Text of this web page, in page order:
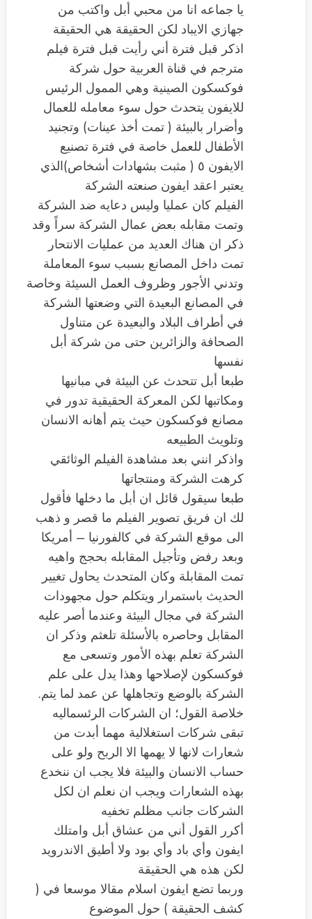
يا جماعه انا من محبي أبل واكتب من
جهازي الايباد لكن الحقيقة هي الحقيقة
اذكر قبل فترة أني رأيت قبل فترة فيلم
مترجم في قناة العربية حول شركة
فوكسكون الصينية وهي الممول الرئيس
للايفون يتحدث حول سوء معامله للعمال
وأضرار بالبيئة ( تمت أخذ عينات) وتجنيد
الأطفال للعمل خاصة في فترة تصنيع
الايفون ٥ ( مثبت بشهادات أشخاص)الذي
يعتبر اعقد ايفون صنعته الشركة
الفيلم كان عمليا وليس دعايه ضد الشركة
وتمت مقابله بعض عمال الشركة سراً وقد
ذكر ان هناك العديد من عمليات الانتحار
تمت داخل المصانع بسبب سوء المعاملة
وتدني الأجور وظروف العمل السيئة وخاصة
في المصانع البعيدة التي وضعتها الشركة
في أطراف البلاد والبعيدة عن متناول
الصحافة والزائرين حتى من شركة أبل
نفسها
طبعا أبل تتحدث عن البيئة في مبانيها
ومكاتبها لكن المعركة الحقيقية تدور في
مصانع فوكسكون حيث يتم أهانه الانسان
وتلويث الطبيعه
واذكر انني بعد مشاهدة الفيلم الوثائقي
كرهت الشركة ومنتجاتها
طبعا سيقول قائل ان أبل ما دخلها فأقول
لك ان فريق تصوير الفيلم ما قصر و ذهب
الى موقع الشركة في كالفورنيا – أمريكا
وبعد رفض وتأجيل المقابله بحجج واهيه
تمت المقابلة وكان المتحدث يحاول تغيير
الحديث باستمرار ويتكلم حول مجهودات
الشركة في مجال البيئة وعندما أصر عليه
المقابل وحاصره بالأسئلة تلعثم وذكر ان
الشركة تعلم بهذه الأمور وتسعى مع
فوكسكون لإصلاحها وهذا يدل على علم
الشركة بالوضع وتجاهلها عن عمد لما يتم.
خلاصة القول؛ ان الشركات الرئسماليه
تبقى شركات استغلالية مهما أبدت من
شعارات لانها لا يهمها الا الربح ولو على
حساب الانسان والبيئة فلا يجب ان ننخدع
بهذه الشعارات ويجب ان نعلم ان لكل
الشركات جانب مظلم تخفيه
أكرر القول أني من عشاق أبل وامتلك
ايفون وأي باد وأي بود ولا أطيق الاندرويد
لكن هذه هي الحقيقة
وربما تضع ايفون اسلام مقالا موسعا في (
كشف الحقيقة ) حول الموضوع